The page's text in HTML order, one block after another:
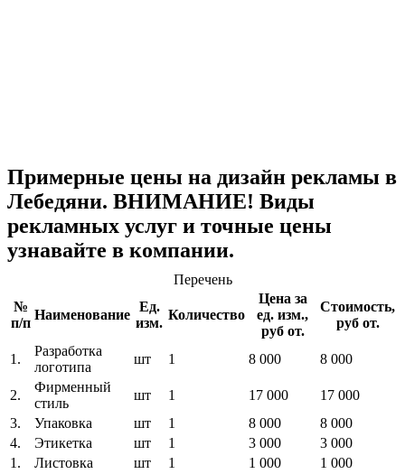
Примерные цены на дизайн рекламы в
Лебедяни. ВНИМАНИЕ! Виды
рекламных услуг и точные цены
узнавайте в компании.
Перечень
№
п/п
Наименование
Ед.
изм.
Количество
Цена за
ед. изм.,
руб от.
Стоимость,
руб от.
1.
Разработка
логотипа
шт 1 8 000 8 000
2.
Фирменный
стиль
шт 1 17 000
17 000
3.
Упаковка шт 1 8 000
8 000
4.
Этикетка шт 1 3 000
3 000
1.
Листовка шт 1 1 000
1 000